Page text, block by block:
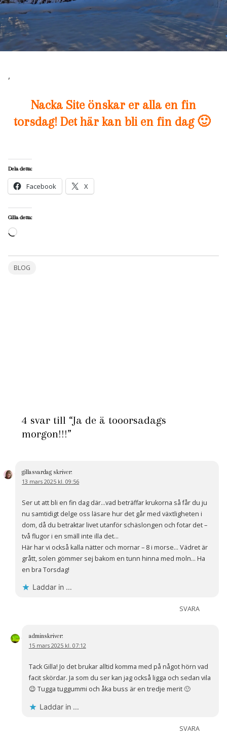
,
Nacka Site önskar er alla en fin
torsdag! Det här kan bli en fin dag 🙂
Dela detta:
Facebook X
Gilla detta:
Laddar
BLOG
4 svar till “Ja de ä tooorsadags
morgon!!!”
gillasvardag skriver:
13 mars 2025 kl. 09:56
Ser ut att bli en fin dag där…vad beträffar krukorna så får du ju
nu samtidigt delge oss läsare hur det går med växtligheten i
dom, då du betraktar livet utanför schäslongen och fotar det –
två flugor i en smäll inte illa det…
Här har vi också kalla nätter och mornar – 8 i morse… Vädret är
grått, solen gömmer sej bakom en tunn hinna med moln… Ha
en bra Torsdag!
Laddar in …
SVARA
adminskriver:
15 mars 2025 kl. 07:12
Tack Gilla! Jo det brukar alltid komma med på något hörn vad
facit skördar. Ja som du ser kan jag också ligga och sedan vila
😉 Tugga tuggummi och åka buss är en tredje merit 🙂
Laddar in …
SVARA